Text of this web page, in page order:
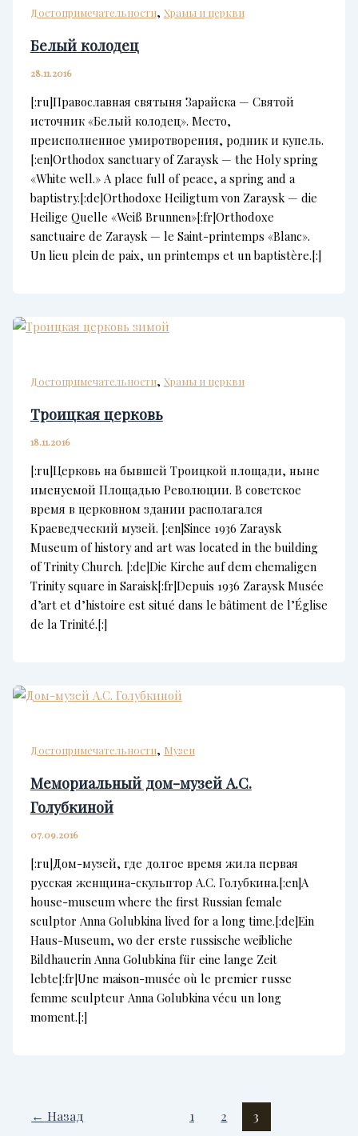
Достопримечательности, Храмы и церкви
Белый колодец
28.11.2016
[:ru]Православная святыня Зарайска — Святой
источник «Белый колодец». Место,
преисполненное умиротворения, родник и купель.
[:en]Orthodox sanctuary of Zaraysk — the Holy spring
«White well.» A place full of peace, a spring and a
baptistry.[:de]Orthodoxe Heiligtum von Zaraysk — die
Heilige Quelle «Weiß Brunnen»[:fr]Orthodoxe
sanctuaire de Zaraysk — le Saint-printemps «Blanc».
Un lieu plein de paix, un printemps et un baptistère.[:]
Достопримечательности, Храмы и церкви
Троицкая церковь
18.11.2016
[:ru]Церковь на бывшей Троицкой площади, ныне
именуемой Площадью Революции. В советское
время в церковном здании располагался
Краеведческий музей. [:en]Since 1936 Zaraysk
Museum of history and art was located in the building
of Trinity Church. [:de]Die Kirche auf dem ehemaligen
Trinity square in Saraisk[:fr]Depuis 1936 Zaraysk Musée
d’art et d’histoire est situé dans le bâtiment de l’Église
de la Trinité.[:]
Достопримечательности, Музеи
Мемориальный дом-музей А.С.
Голубкиной
07.09.2016
[:ru]Дом-музей, где долгое время жила первая
русская женщина-скульптор А.С. Голубкина.[:en]A
house-museum where the first Russian female
sculptor Anna Golubkina lived for a long time.[:de]Ein
Haus-Museum, wo der erste russische weibliche
Bildhauerin Anna Golubkina für eine lange Zeit
lebte[:fr]Une maison-musée où le premier russe
femme sculpteur Anna Golubkina vécu un long
moment.[:]
← Назад 1 2 3